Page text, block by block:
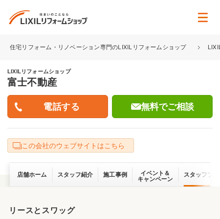
住宅リフォーム・リノベーション専門のLIXILリフォームショップ
LIXILリフォームショップ
富士不動産
無料でご相談
この会社のウェブサイトはこちら
店舗ホーム スタッフ紹介 施工事例
イベント＆
キャンペーン
スタッフブ
リースとスワッグ